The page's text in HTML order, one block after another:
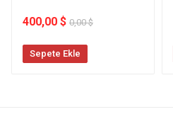
400,00 $ 0,00 $
Sepete Ekle